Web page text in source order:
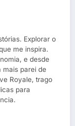
Explorar o
me inspira.
e desde
mais parei de
Royale, trago
para